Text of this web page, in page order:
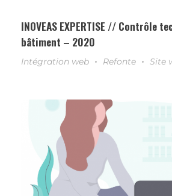
INOVEAS EXPERTISE // Contrôle
bâtiment – 2020
Intégration web Refonte Site